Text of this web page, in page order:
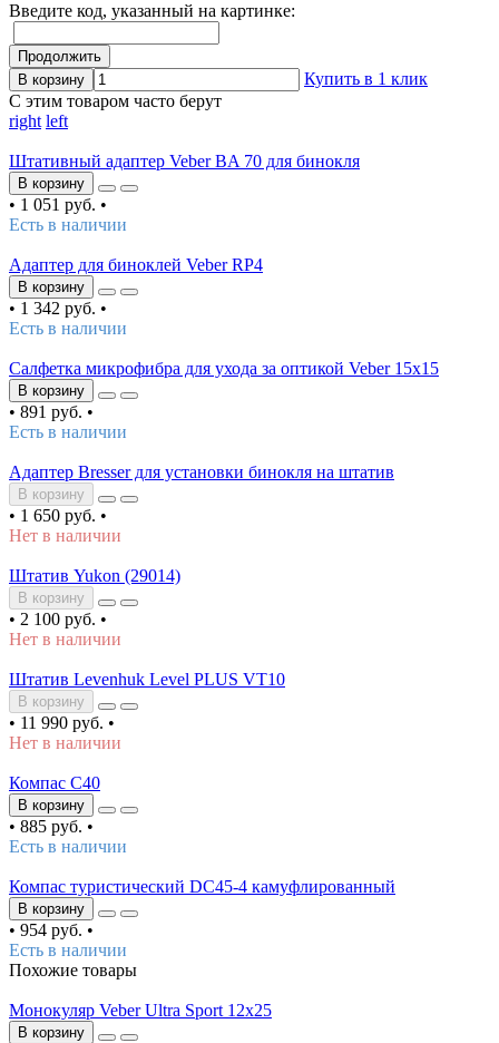
Введите код, указанный на картинке:
Продолжить
В корзину
Купить в 1 клик
С этим товаром часто берут
right left
Штативный адаптер Veber BA 70 для бинокля
В корзину
• 1 051 руб. •
Есть в наличии
Адаптер для биноклей Veber RP4
В корзину
• 1 342 руб. •
Есть в наличии
Салфетка микрофибра для ухода за оптикой Veber 15x15
В корзину
• 891 руб. •
Есть в наличии
Адаптер Bresser для установки бинокля на штатив
В корзину
• 1 650 руб. •
Нет в наличии
Штатив Yukon (29014)
В корзину
• 2 100 руб. •
Нет в наличии
Штатив Levenhuk Level PLUS VT10
В корзину
• 11 990 руб. •
Нет в наличии
Компас C40
В корзину
• 885 руб. •
Есть в наличии
Компас туристический DC45-4 камуфлированный
В корзину
• 954 руб. •
Есть в наличии
Похожие товары
Монокуляр Veber Ultra Sport 12x25
В корзину